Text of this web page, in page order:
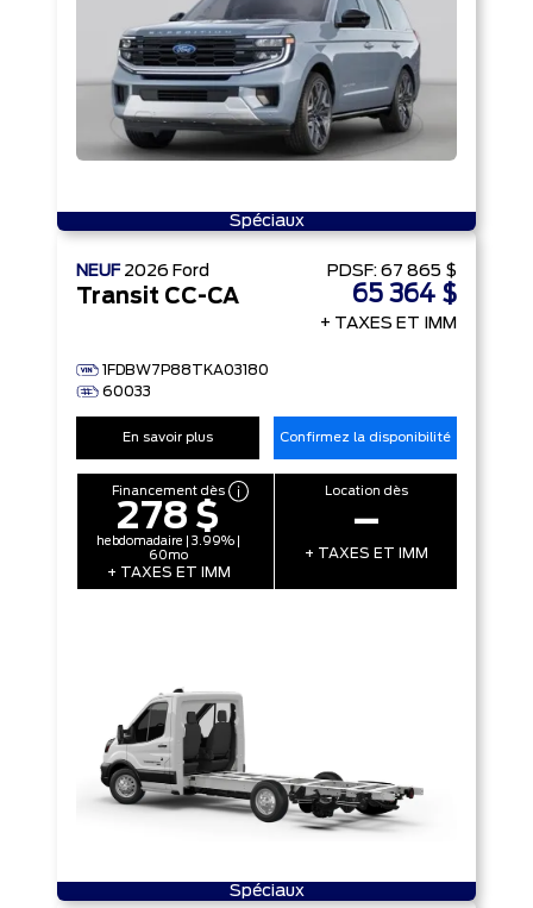
Spéciaux
NEUF 2026 Ford
Transit CC-CA
1FDBW7P88TKA03180
60033
PDSF: 67 865 $
65 364 $
+ TAXES ET IMM
En savoir plus Confirmez la disponibilité
Financement dès
278 $
hebdomadaire | 3.99% |
60mo
+ TAXES ET IMM
Location dès
–
+ TAXES ET IMM
Spéciaux